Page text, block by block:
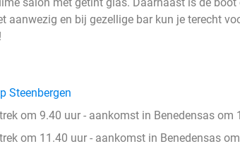
aanwezig en bij gezellige bar kun je terecht
Steenbergen
om 9.40 uur - aankomst in Benedensas om
om 11.40 uur - aankomst in Benedensas